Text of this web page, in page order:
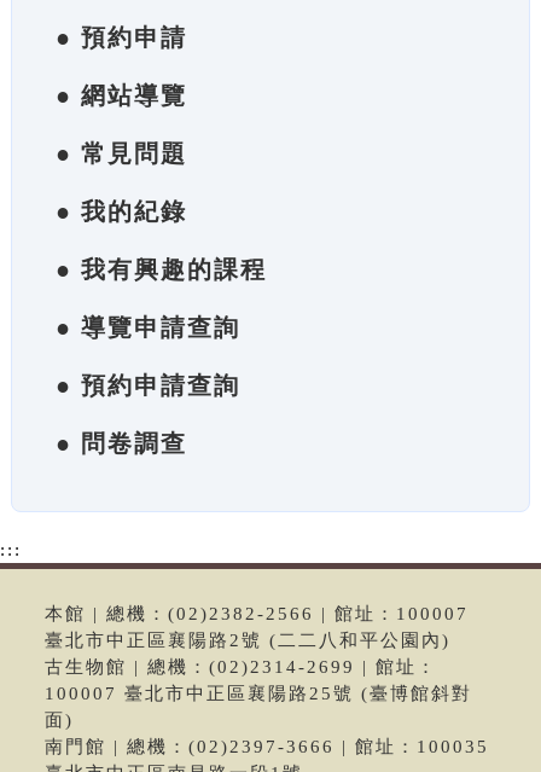
● 預約申請
● 網站導覽
● 常見問題
● 我的紀錄
● 我有興趣的課程
● 導覽申請查詢
● 預約申請查詢
● 問卷調查
:::
本館 | 總機：(02)2382-2566 | 館址：100007
臺北市中正區襄陽路2號 (二二八和平公園內)
古生物館 | 總機：(02)2314-2699 | 館址：
100007 臺北市中正區襄陽路25號 (臺博館斜對
面)
南門館 | 總機：(02)2397-3666 | 館址：100035